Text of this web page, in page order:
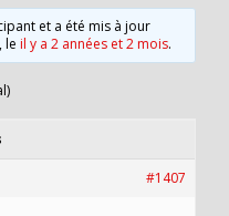
et a été mis à jour
, leil y a 2 années et 2 mois.
#1407